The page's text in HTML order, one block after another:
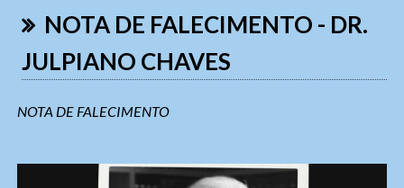
NOTA DE FALECIMENTO - DR.
JULPIANO CHAVES
NOTA DE FALECIMENTO